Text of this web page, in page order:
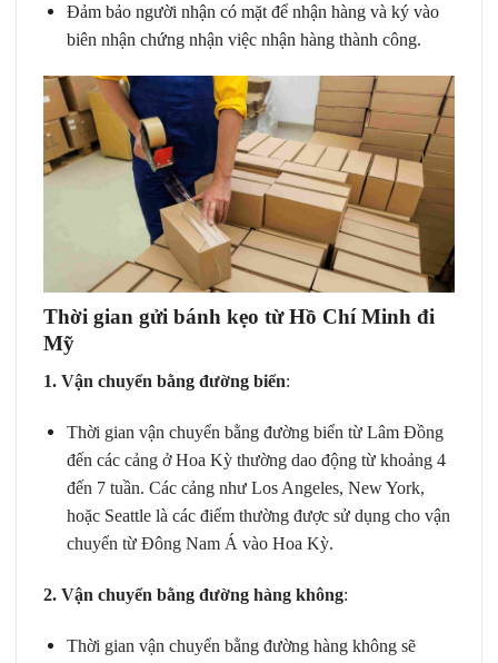
Đảm bảo người nhận có mặt để nhận hàng và ký vào
biên nhận chứng nhận việc nhận hàng thành công.
Thời gian gửi bánh kẹo từ Hồ Chí Minh đi
Mỹ
1. Vận chuyển bằng đường biển:
Thời gian vận chuyển bằng đường biển từ Lâm Đồng
đến các cảng ở Hoa Kỳ thường dao động từ khoảng 4
đến 7 tuần. Các cảng như Los Angeles, New York,
hoặc Seattle là các điểm thường được sử dụng cho vận
chuyển từ Đông Nam Á vào Hoa Kỳ.
2. Vận chuyển bằng đường hàng không:
Thời gian vận chuyển bằng đường hàng không sẽ